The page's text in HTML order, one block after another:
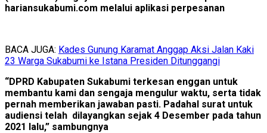
hariansukabumi.com melalui aplikasi perpesanan
BACA JUGA: Kades Gunung Karamat Anggap Aksi Jalan Kaki
23 Warga Sukabumi ke Istana Presiden Ditunggangi
“DPRD Kabupaten Sukabumi terkesan enggan untuk
membantu kami dan sengaja mengulur waktu, serta tidak
pernah memberikan jawaban pasti. Padahal surat untuk
audiensi telah dilayangkan sejak 4 Desember pada tahun
2021 lalu,” sambungnya